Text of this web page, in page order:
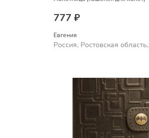
777 ₽
Евгения
Россия, Ростовская область,